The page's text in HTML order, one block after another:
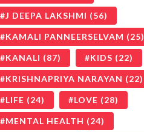
J DEEPA LAKSHMI (56)
KAMALI PANNEERSELVAM (25)
KANALI (87) KIDS (22)
KRISHNAPRIYA NARAYAN (22)
LIFE (24) LOVE (28)
MENTAL HEALTH (24)